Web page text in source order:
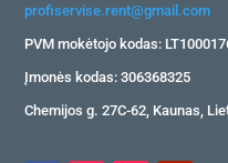
profiservise.rent@gmail.com
PVM mokėtojo kodas:
Įmonės kodas: 306368325
Chemijos g. 27C-62, Kaunas,